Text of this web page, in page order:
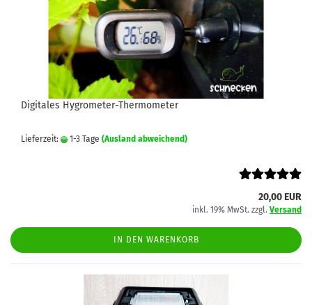
Digitales Hygrometer-Thermometer
Lieferzeit: 1-3 Tage (Ausland abweichend)
20,00 EUR
inkl. 19% MwSt. zzgl. Versand
IN DEN WARENKORB